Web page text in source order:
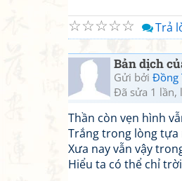
☆
☆
☆
☆
☆ Trả
Bản dịch
Gửi bởi Đồng
Đã sửa 1 lần,
Thần còn vẹn hình
Trắng trong lòng
Xưa nay vẫn vậy
Hiểu ta có thể chỉ